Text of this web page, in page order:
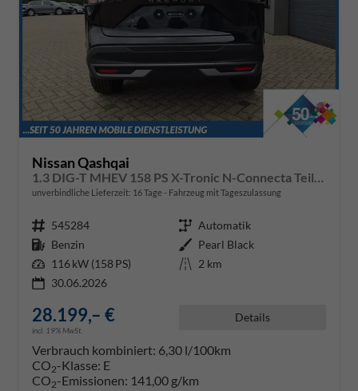
Nissan Qashqai
unverbindliche Lieferzeit: 16 Tage Fahrzeug mit Tageszulassung
Fahrzeugnr. 545284 Getriebe Automatik
Kraftstoff Benzin Außenfarbe Pearl Black
Leistung 116 kW (158 PS) Kilometerstand 2 km
30.06.2026
28.199,– €
incl. 19% MwSt.
Details
Verbrauch kombiniert: 6,30 l/100km
CO2-Klasse: E
CO2-Emissionen: 141,00 g/km